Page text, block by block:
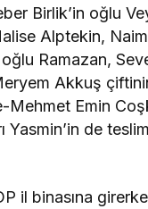
Birlik’in oğlu
Alptekin,
Ramazan,
Akkuş
Mehmet Emin
Yasmin’in de
il binasına